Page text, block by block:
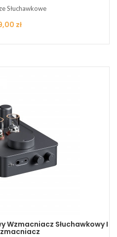
Słuchawkowe
zł
Wzmacniacz Słuchawkowy I